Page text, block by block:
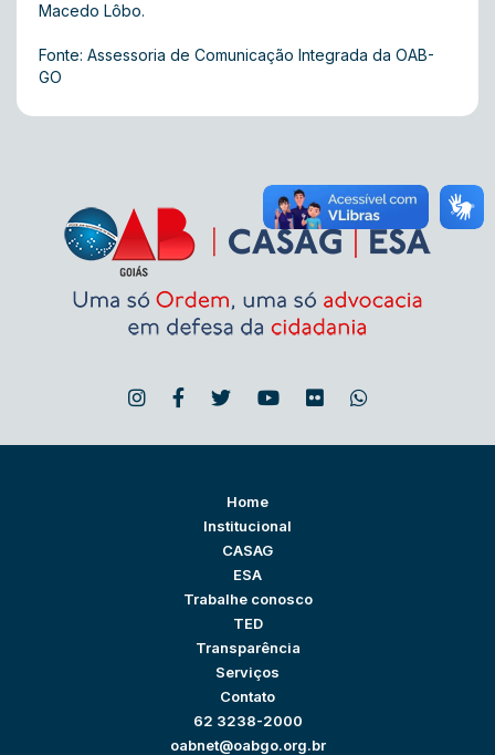
Macedo Lôbo.
Fonte: Assessoria de Comunicação Integrada da OAB-
GO
Home
Institucional
CASAG
ESA
Trabalhe conosco
TED
Transparência
Serviços
Contato
62 3238-2000
oabnet@oabgo.org.br